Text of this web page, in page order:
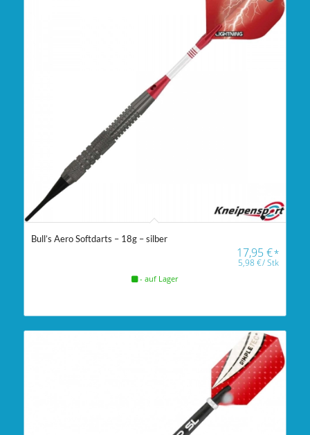
Bull’s Aero Softdarts – 18g – silber
17,95€*
5,98€/Stk
- auf Lager